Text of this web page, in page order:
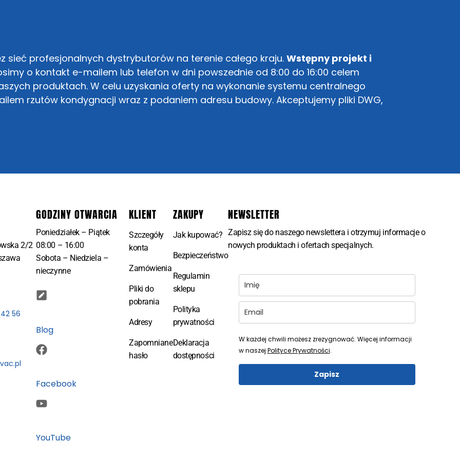
sieć profesjonalnych dystrybutorów na terenie całego kraju. Wstępny projekt i
o kontakt e-mailem lub telefon w dni powszednie od 8:00 do 16:00 celem
produktach. W celu uzyskania oferty na wykonanie systemu centralnego
rzutów kondygnacji wraz z podaniem adresu budowy. Akceptujemy pliki DWG,
2/2
56
GODZINY OTWARCIA
Poniedziałek – Piątek
08:00 – 16:00
Sobota – Niedziela –
nieczynne
Blog
Facebook
YouTube
KLIENT
Szczegóły
konta
Zamówienia
Pliki do
pobrania
Adresy
Zapomniane
hasło
ZAKUPY
Jak kupować?
Bezpieczeństwo
Regulamin
sklepu
Polityka
prywatności
Deklaracja
dostępności
NEWSLETTER
Zapisz się do naszego newslettera i otrzymuj informacje o
nowych produktach i ofertach specjalnych.
W każdej chwili możesz zrezygnować. Więcej informacji
w naszej Polityce Prywatności.
Zapisz